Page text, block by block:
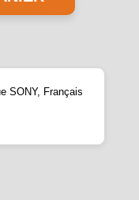
SONY, Français